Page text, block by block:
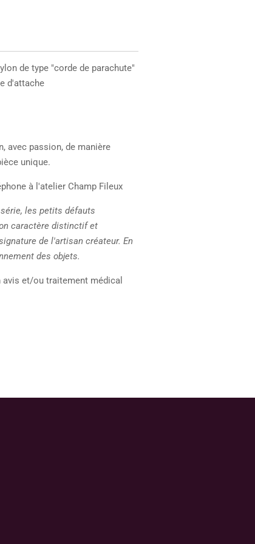
de type "corde de parachute"
d'attache
avec passion, de manière
unique.
à l'atelier Champ Fileux
les petits défauts
caractère distinctif et
de l'artisan créateur. En
des objets.
et/ou traitement médical